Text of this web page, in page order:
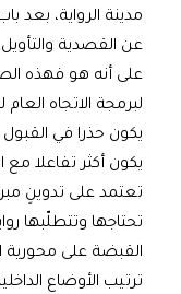
مدينة الرواية، بعد
عن القصدية
على أنه هو فهذه
لبرمجة الاتجاه
يكون حذرا في القبول
يكون أكثر تفاعلا مع
تعتمد على تدوينٍ
تحتاجها وتتطلّبها
القبضة على محورية
ترتيب الأوضاع